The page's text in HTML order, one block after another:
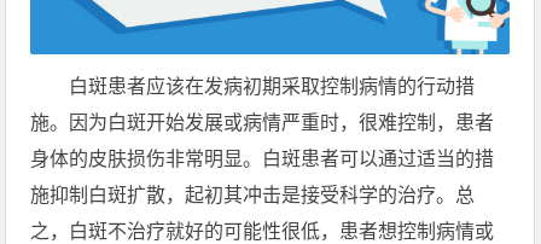
白斑患者应该在发病初期采取控制病情的行动措
施。因为白斑开始发展或病情严重时，很难控制，患者
身体的皮肤损伤非常明显。白斑患者可以通过适当的措
施抑制白斑扩散，起初其冲击是接受科学的治疗。总
之，白斑不治疗就好的可能性很低，患者想控制病情或